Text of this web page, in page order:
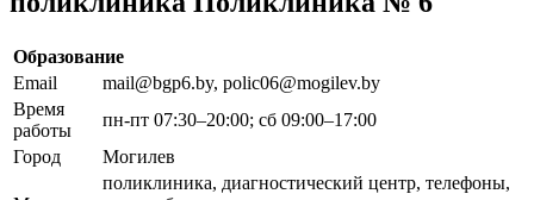
Образование
Email
mail@bgp6.by, polic06@mogilev.by
Время
работы
пн-пт 07:30–20:00; сб 09:00–17:00
Город
Могилев
поликлиника, диагностический центр, телефоны,